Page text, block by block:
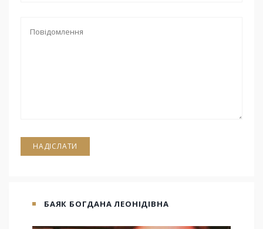
НАДІСЛАТИ
БАЯК БОГДАНА ЛЕОНІДІВНА